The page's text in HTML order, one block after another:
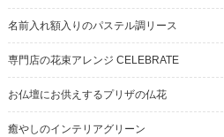
名前入れ額入りのパステル調リース
専門店の花束アレンジ CELEBRATE
お仏壇にお供えするプリザの仏花
癒やしのインテリアグリーン